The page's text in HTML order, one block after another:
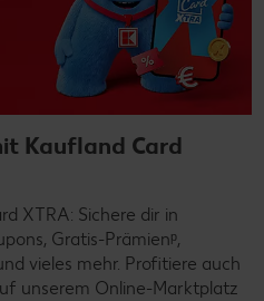
Kaufland Card
XTRA: Sichere dir in
Gratis-Prämienᵖ,
vieles mehr. Profitiere auch
unserem Online-Marktplatz